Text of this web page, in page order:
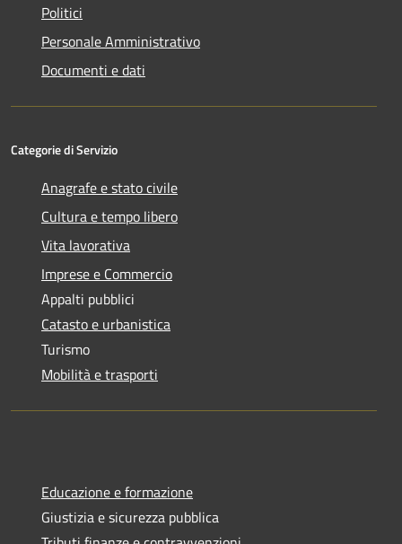
Politici
Personale Amministrativo
Documenti e dati
Categorie di Servizio
Anagrafe e stato civile
Cultura e tempo libero
Vita lavorativa
Imprese e Commercio
Appalti pubblici
Catasto e urbanistica
Turismo
Mobilità e trasporti
Educazione e formazione
Giustizia e sicurezza pubblica